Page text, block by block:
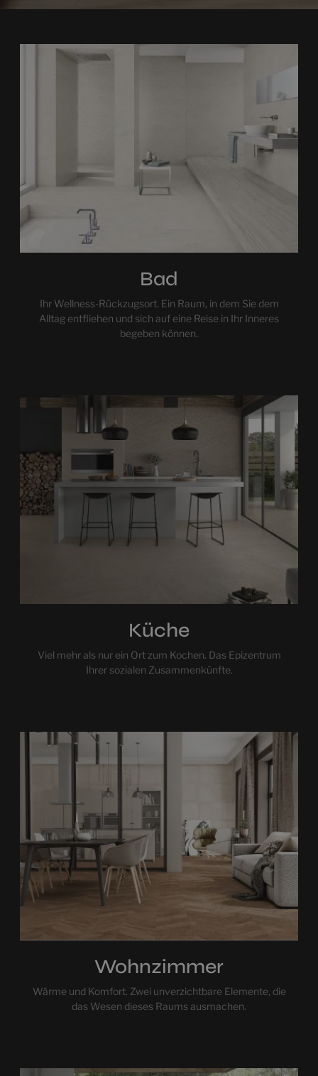
Bad
Ihr Wellness-Rückzugsort. Ein Raum, in dem Sie dem
Alltag entfliehen und sich auf eine Reise in Ihr Inneres
begeben können.
Küche
Viel mehr als nur ein Ort zum Kochen. Das Epizentrum
Ihrer sozialen Zusammenkünfte.
Wohnzimmer
Wärme und Komfort. Zwei unverzichtbare Elemente, die
das Wesen dieses Raums ausmachen.